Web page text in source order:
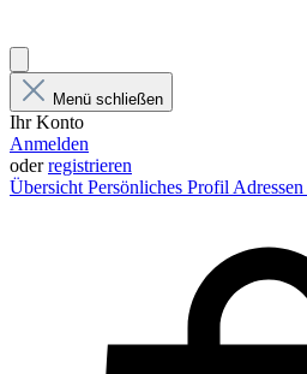
Menü schließen
Ihr Konto
Anmelden
oderregistrieren
Übersicht Persönliches Profil Adressen